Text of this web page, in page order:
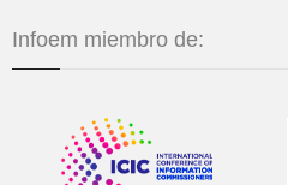
Infoem miembro de: